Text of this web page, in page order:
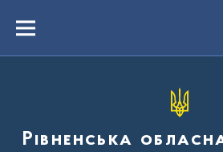
вмістуMenu
Рівненська